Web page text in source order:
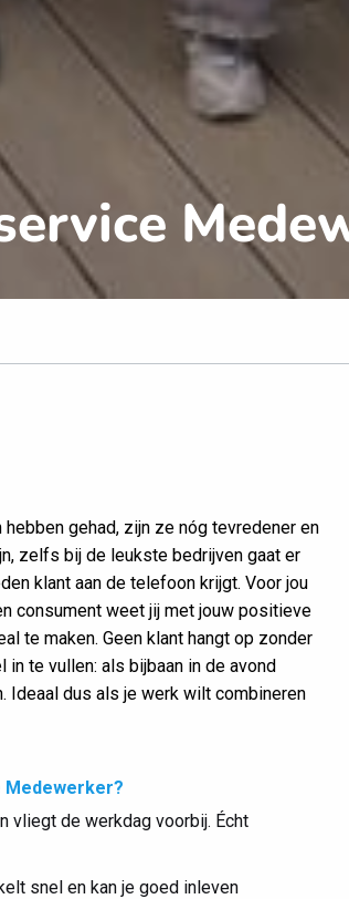
gehad, zijn ze nóg tevredener en
zelfs bij de leukste bedrijven gaat er
klant aan de telefoon krijgt. Voor jou
consument weet jij met jouw positieve
te maken. Geen klant hangt op zonder
te vullen: als bijbaan in de avond
Ideaal dus als je werk wilt combineren
Medewerker?
vliegt de werkdag voorbij. Écht
snel en kan je goed inleven